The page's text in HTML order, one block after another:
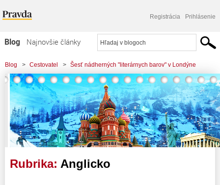
Registrácia Prihlásenie
Blog
Najnovšie články
Najčítanejšie články
Najkomentovanejšie články
Zoznam blogov
Komerčné blogy
Blog > Cestovatel > Šesť nádherných "literárnych barov" v Londýne
Rubrika: Anglicko